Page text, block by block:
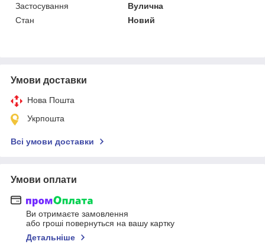
Застосування
Вулична
Стан
Новий
Умови доставки
Нова Пошта
Укрпошта
Всі умови доставки
Умови оплати
Ви отримаєте замовлення
або гроші повернуться на вашу картку
Детальніше